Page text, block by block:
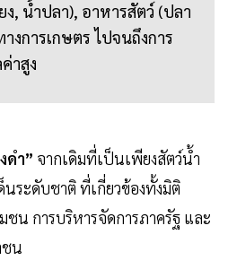
ง, น้ำปลา), อาหารสัตว์ (ปลา
งการเกษตร ไปจนถึงการ
าสูง
ดำ” จากเดิมที่เป็นเพียงสัตว์น้ำ
ระดับชาติ ที่เกี่ยวข้องทั้งมิติ
น การบริหารจัดการภาครัฐ และ
ชน